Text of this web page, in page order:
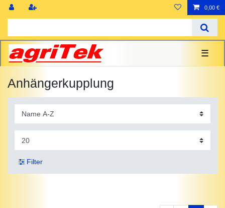
0,00 €
☰
Anhängerkupplung
Filter